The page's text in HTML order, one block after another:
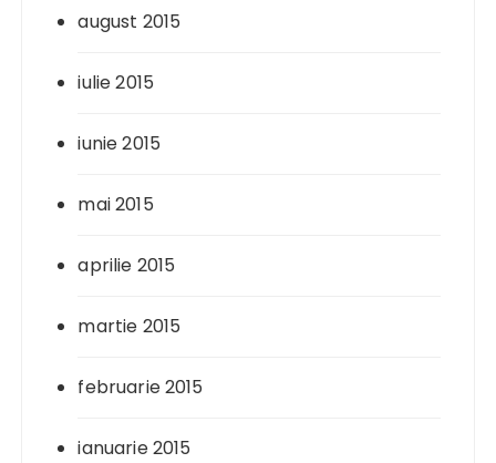
august 2015
iulie 2015
iunie 2015
mai 2015
aprilie 2015
martie 2015
februarie 2015
ianuarie 2015